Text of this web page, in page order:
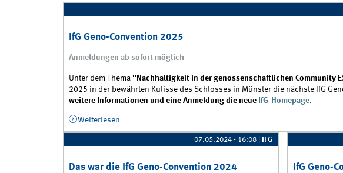
IfG Geno-Convention 2025
Anmeldungen ab sofort möglich
Unter dem Thema "Nachhaltigkeit in der genossenschaftlichen Community
2025 in der bewährten Kulisse des Schlosses in Münster die nächste IfG
weitere Informationen und eine Anmeldung die neue IfG-Homepage.
Weiterlesen
07.05.2024 - 16:08 IFG
Das war die IfG Geno-Convention 2024
IfG Geno-